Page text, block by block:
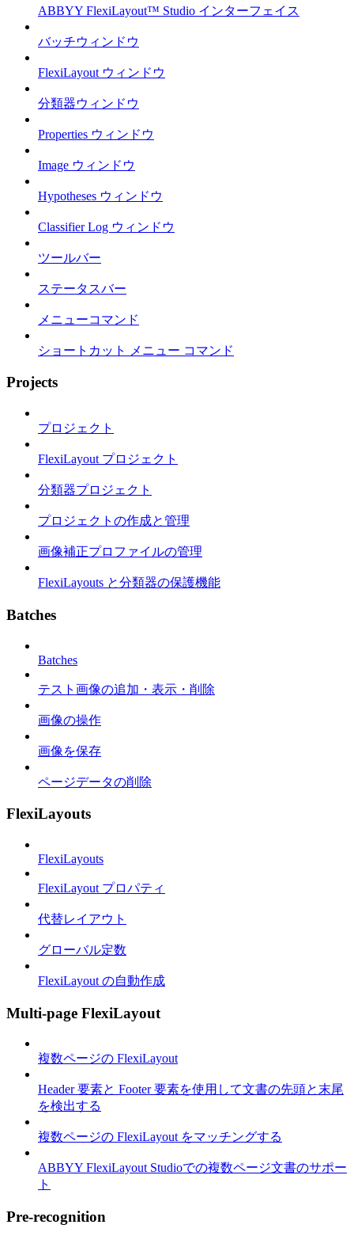
ABBYY FlexiLayout™ Studio インターフェイス
バッチウィンドウ
FlexiLayout ウィンドウ
分類器ウィンドウ
Properties ウィンドウ
Image ウィンドウ
Hypotheses ウィンドウ
Classifier Log ウィンドウ
ツールバー
ステータスバー
メニューコマンド
ショートカット メニュー コマンド
Projects
プロジェクト
FlexiLayout プロジェクト
分類器プロジェクト
プロジェクトの作成と管理
画像補正プロファイルの管理
FlexiLayouts と分類器の保護機能
Batches
Batches
テスト画像の追加・表示・削除
画像の操作
画像を保存
ページデータの削除
FlexiLayouts
FlexiLayouts
FlexiLayout プロパティ
代替レイアウト
グローバル定数
FlexiLayout の自動作成
Multi-page FlexiLayout
複数ページの FlexiLayout
Header 要素と Footer 要素を使用して文書の先頭と末尾
を検出する
複数ページの FlexiLayout をマッチングする
ABBYY FlexiLayout Studioでの複数ページ文書のサポー
ト
Pre-recognition